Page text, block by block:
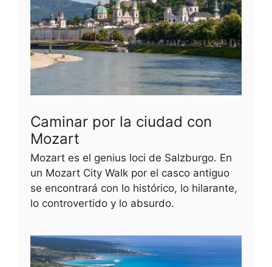
Caminar por la ciudad con
Mozart
Mozart es el genius loci de Salzburgo. En
un Mozart City Walk por el casco antiguo
se encontrará con lo histórico, lo hilarante,
lo controvertido y lo absurdo.